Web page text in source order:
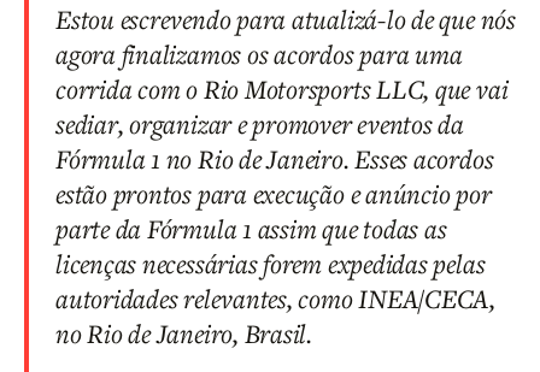
Estou escrevendo para atualizá-lo de que nós
agora finalizamos os acordos para uma
corrida com o Rio Motorsports LLC, que vai
sediar, organizar e promover eventos da
Fórmula 1 no Rio de Janeiro. Esses acordos
estão prontos para execução e anúncio por
parte da Fórmula 1 assim que todas as
licenças necessárias forem expedidas pelas
autoridades relevantes, como INEA/CECA,
no Rio de Janeiro, Brasil.